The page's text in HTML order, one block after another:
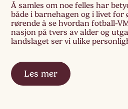
Å samles om noe felles har
både i barnehagen og i livet
rørende å se hvordan fotball-
nasjon på tvers av alder og
landslaget ser vi ulike
Les mer